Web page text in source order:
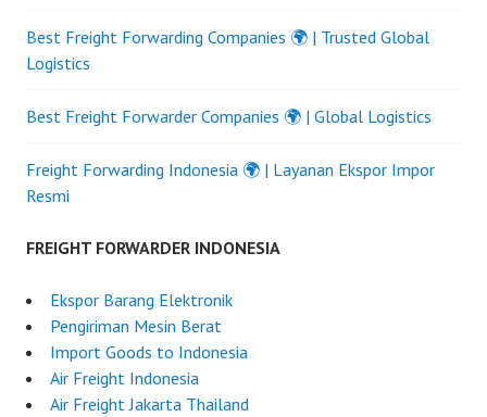
Best Freight Forwarding Companies 🌍 | Trusted Global
Logistics
Best Freight Forwarder Companies 🌍 | Global Logistics
Freight Forwarding Indonesia 🌍 | Layanan Ekspor Impor
Resmi
FREIGHT FORWARDER INDONESIA
Ekspor Barang Elektronik
Pengiriman Mesin Berat
Import Goods to Indonesia
Air Freight Indonesia
Air Freight Jakarta Thailand